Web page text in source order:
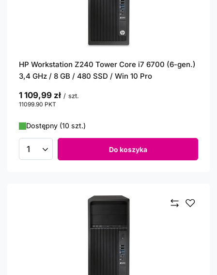
HP Workstation Z240 Tower Core i7 6700 (6-gen.)
3,4 GHz / 8 GB / 480 SSD / Win 10 Pro
1 109,99 zł / szt.
11099.90 PKT
Dostępny (10 szt.)
Ilość produktów Do koszyka